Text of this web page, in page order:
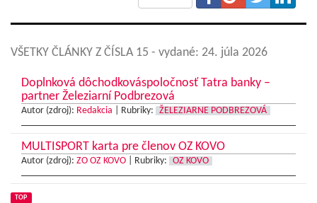
VŠETKY ČLÁNKY Z ČÍSLA 15 - vydané: 24. júla 2026
Doplnková dôchodkováspoločnosť Tatra banky –
partner Železiarní Podbrezová
Autor (zdroj): Redakcia Rubriky: ŽELEZIARNE PODBREZOVÁ
MULTISPORT karta pre členov OZ KOVO
Autor (zdroj): ZO OZ KOVO Rubriky: OZ KOVO
TOP